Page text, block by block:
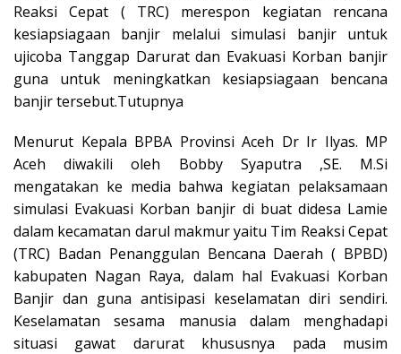
Reaksi Cepat ( TRC) merespon kegiatan rencana
kesiapsiagaan banjir melalui simulasi banjir untuk
ujicoba Tanggap Darurat dan Evakuasi Korban banjir
guna untuk meningkatkan kesiapsiagaan bencana
banjir tersebut.Tutupnya
Menurut Kepala BPBA Provinsi Aceh Dr Ir Ilyas. MP
Aceh diwakili oleh Bobby Syaputra ,SE. M.Si
mengatakan ke media bahwa kegiatan pelaksamaan
simulasi Evakuasi Korban banjir di buat didesa Lamie
dalam kecamatan darul makmur yaitu Tim Reaksi Cepat
(TRC) Badan Penanggulan Bencana Daerah ( BPBD)
kabupaten Nagan Raya, dalam hal Evakuasi Korban
Banjir dan guna antisipasi keselamatan diri sendiri.
Keselamatan sesama manusia dalam menghadapi
situasi gawat darurat khususnya pada musim